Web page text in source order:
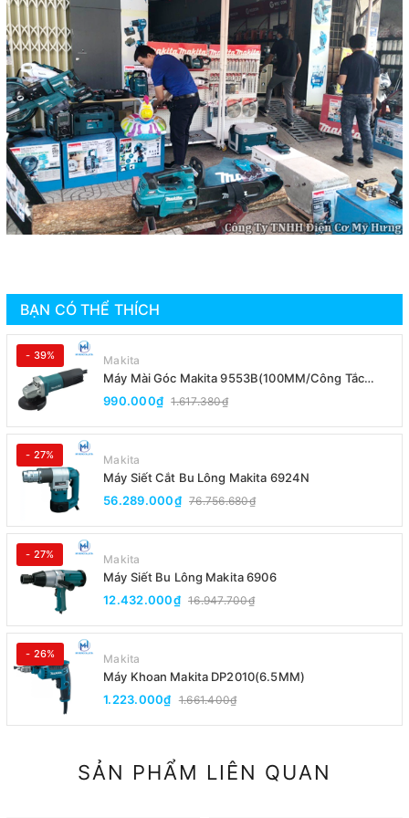
BẠN CÓ THỂ THÍCH
- 39% Makita
Máy Mài Góc Makita 9553B(100MM/Công Tắc
Đuôi)
990.000₫ 1.617.380₫
- 27% Makita
Máy Siết Cắt Bu Lông Makita 6924N
56.289.000₫ 76.756.680₫
- 27% Makita
Máy Siết Bu Lông Makita 6906
12.432.000₫ 16.947.700₫
- 26% Makita
Máy Khoan Makita DP2010(6.5MM)
1.223.000₫ 1.661.400₫
SẢN PHẨM LIÊN QUAN